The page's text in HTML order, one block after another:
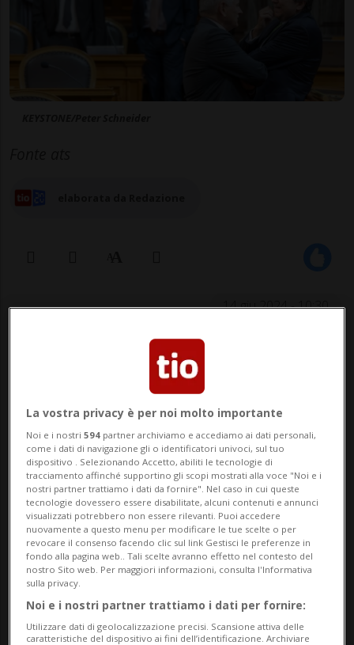
14 giu 2024 - 10:30
BERNA - È terminata stamane la sessione
estiva delle Camere federali con una
piccola sorpresa: ai voti finali, il Consiglio
nazionale ha respinto per 129 voti a 69
(UDC, PS e Verdi) una modifica del Codice
penale in relazione all'internamento per i
🔐 Sblocca il nostro archivio
esclusivo!
Sottoscrivi un abbonamentoArchivioper
La vostra privacy è per noi molto importante
Noi e i nostri594 partner archiviamo e accediamo ai dati personali,
come i dati di navigazione gli o identificatori univoci, sul tuo
dispositivo . Selezionando Accetto, abiliti le tecnologie di
tracciamento affinché supportino gli scopi mostrati alla voce "Noi e i
nostri partner trattiamo i dati da fornire". Nel caso in cui queste
tecnologie dovessero essere disabilitate, alcuni contenuti e annunci
visualizzati potrebbero non essere rilevanti. Puoi accedere
nuovamente a questo menu per modificare le tue scelte o per
revocare il consenso facendo clic sul link Gestisci le preferenze in
fondo alla pagina web.. Tali scelte avranno effetto nel contesto del
nostro Sito web. Per maggiori informazioni, consulta l'Informativa
sulla privacy.
Noi e i nostri partner trattiamo i dati per fornire:
Utilizzare dati di geolocalizzazione precisi. Scansione attiva delle
caratteristiche del dispositivo ai fini dell’identificazione. Archiviare